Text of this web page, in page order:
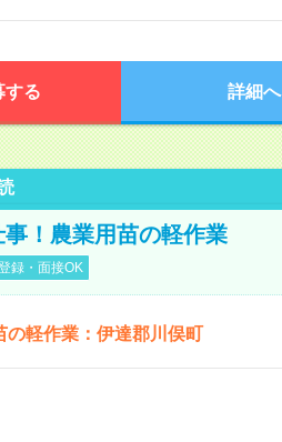
する 詳細へ
！農業用苗の軽作業
録・面接OK
の軽作業：伊達郡川俣町